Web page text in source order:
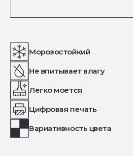
Морозостойкий
Не впитывает влагу
Легко моется
Цифровая печать
Вариативность цвета